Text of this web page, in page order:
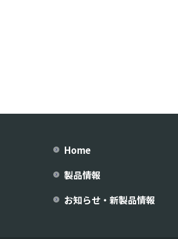
Home
製品情報
お知らせ・新製品情報